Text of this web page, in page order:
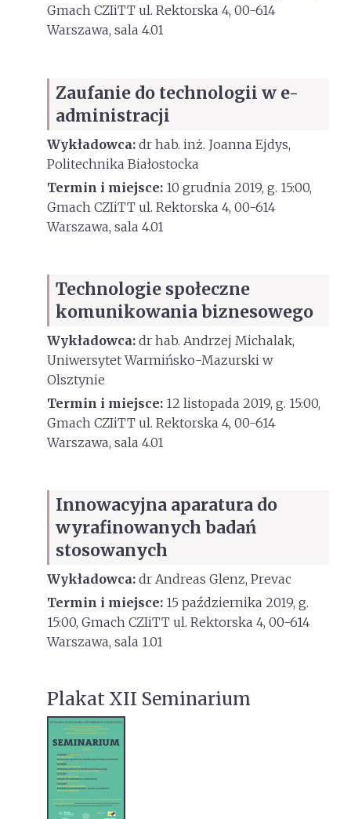
Gmach CZIiTT ul. Rektorska 4, 00-614
Warszawa, sala 4.01
Zaufanie do technologii w e-
administracji
Wykładowca: dr hab. inż. Joanna Ejdys,
Politechnika Białostocka
Termin i miejsce: 10 grudnia 2019, g. 15:00,
Gmach CZIiTT ul. Rektorska 4, 00-614
Warszawa, sala 4.01
Technologie społeczne
komunikowania biznesowego
Wykładowca: dr hab. Andrzej Michalak,
Uniwersytet Warmińsko-Mazurski w
Olsztynie
Termin i miejsce: 12 listopada 2019, g. 15:00,
Gmach CZIiTT ul. Rektorska 4, 00-614
Warszawa, sala 4.01
Innowacyjna aparatura do
wyrafinowanych badań
stosowanych
Wykładowca: dr Andreas Glenz, Prevac
Termin i miejsce: 15 października 2019, g.
15:00, Gmach CZIiTT ul. Rektorska 4, 00-614
Warszawa, sala 1.01
Plakat XII Seminarium